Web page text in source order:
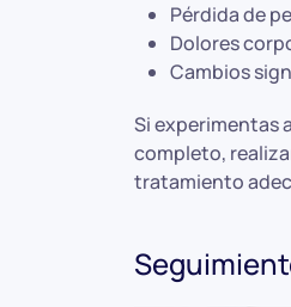
Pérdida de
Dolores
Cambios
Si experimentas
completo,
tratamiento